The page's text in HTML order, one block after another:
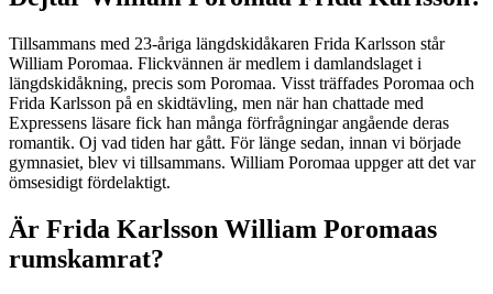
Tillsammans med 23-åriga längdskidåkaren Frida Karlsson står
William Poromaa. Flickvännen är medlem i damlandslaget i
längdskidåkning, precis som Poromaa. Visst träffades Poromaa och
Frida Karlsson på en skidtävling, men när han chattade med
Expressens läsare fick han många förfrågningar angående deras
romantik. Oj vad tiden har gått. För länge sedan, innan vi började
gymnasiet, blev vi tillsammans. William Poromaa uppger att det var
ömsesidigt fördelaktigt.
Är Frida Karlsson William Poromaas
rumskamrat?